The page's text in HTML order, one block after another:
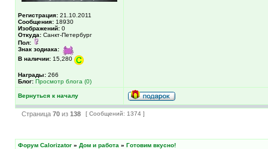
Регистрация: 21.10.2011
Сообщения: 18930
Изображений: 0
Откуда: Санкт-Петербург
Пол:
Знак зодиака:
В наличии: 15,280
Награды: 266
Блог: Просмотр блога (0)
Вернуться к началу
Страница 70 из 138 [ Сообщений: 1374 ]
Форум Calorizator » Дом и работа » Готовим вкусно!